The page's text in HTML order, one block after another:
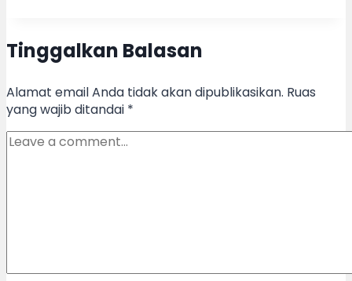
Tinggalkan Balasan
Alamat email Anda tidak akan dipublikasikan. Ruas
yang wajib ditandai *